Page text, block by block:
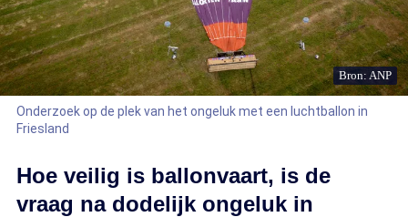
Bron: ANP
Onderzoek op de plek van het ongeluk met een luchtballon in
Friesland
Hoe veilig is ballonvaart, is de
vraag na dodelijk ongeluk in